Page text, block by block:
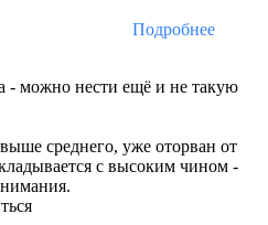
Подробнее
- можно нести ещё и не такую
среднего, уже оторван от
с высоким чином -